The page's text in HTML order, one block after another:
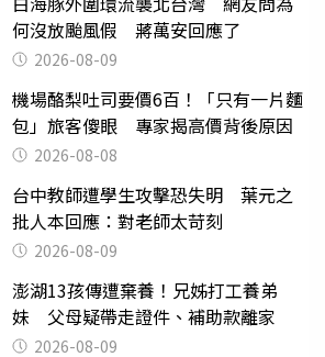
何沒放颱風假 蔣萬安回應了
2026-08-09
機場酪梨吐司要價6百！「只有一片麵
包」旅客傻眼 專家揭高價背後原因
2026-08-08
台中教師遭學生攻擊恐失明 葉元之
批人本回應：對老師太苛刻
2026-08-09
澎湖13孩傳遭棄養！兄姊打工養弟
妹 父母疑帶走證件、補助款離家
2026-08-09